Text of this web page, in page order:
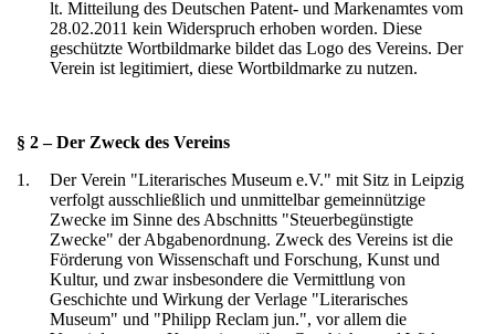
lt. Mitteilung des Deutschen Patent- und Markenamtes vom
28.02.2011 kein Widerspruch erhoben worden. Diese
geschützte Wortbildmarke bildet das Logo des Vereins. Der
Verein ist legitimiert, diese Wortbildmarke zu nutzen.
§ 2 – Der Zweck des Vereins
1.
Der Verein "Literarisches Museum e.V." mit Sitz in Leipzig
verfolgt ausschließlich und unmittelbar gemeinnützige
Zwecke im Sinne des Abschnitts "Steuerbegünstigte
Zwecke" der Abgabenordnung. Zweck des Vereins ist die
Förderung von Wissenschaft und Forschung, Kunst und
Kultur, und zwar insbesondere die Vermittlung von
Geschichte und Wirkung der Verlage "Literarisches
Museum" und "Philipp Reclam jun.", vor allem die